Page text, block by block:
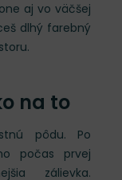
aj vo väčšej
dlhý farebný
na to
pôdu. Po
počas prvej
zálievka.